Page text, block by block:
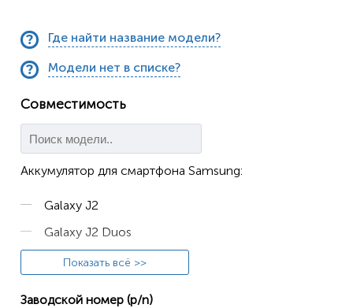
Где найти название модели?
Модели нет в списке?
Совместимость
Аккумулятор для смартфона Samsung:
Galaxy J2
Galaxy J2 Duos
SM-J200H/DS
Показать всё >>
Заводской номер (p/n)